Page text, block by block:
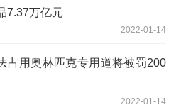
7.37万亿元
2022-01-14
占用奥林匹克专用道将被罚200
2022-01-14